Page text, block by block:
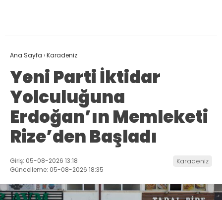
Ana Sayfa ›Karadeniz
Yeni Parti İktidar
Yolculuğuna
Erdoğan’ın Memleketi
Rize’den Başladı
Giriş: 05-08-2026 13:18
Güncelleme: 05-08-2026 18:35
Karadeniz